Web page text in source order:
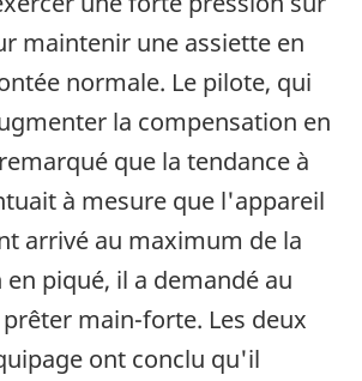
maintenir une assiette en
normale. Le pilote, qui
la compensation en
que la tendance à
à mesure que l'appareil
arrivé au maximum de la
piqué, il a demandé au
main-forte. Les deux
ont conclu qu'il